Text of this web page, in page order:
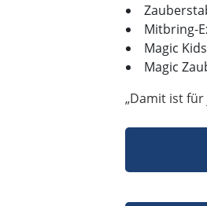
Mitbring-
Magic
Magic
„Damit ist